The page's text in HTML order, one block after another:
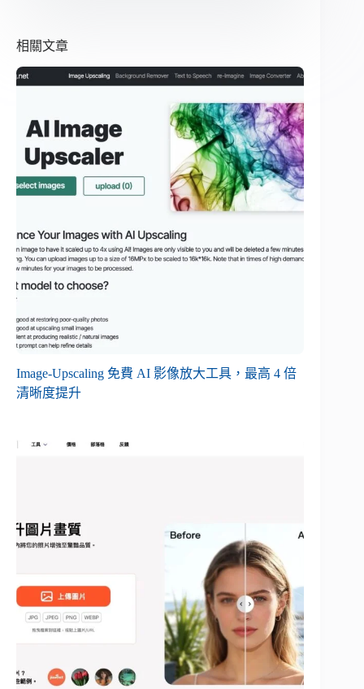
相關文章
Image-Upscaling 免費 AI 影像放大工具，最高 4 倍
清晰度提升